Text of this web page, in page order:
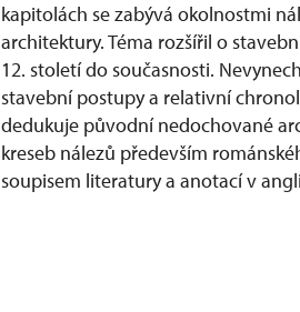
kapitolách se zabývá okolnostmi
architektury. Téma rozšířil o
12. století do současnosti.
stavební postupy a relativní
dedukuje původní nedochované
kreseb nálezů především
soupisem literatury a anotací v